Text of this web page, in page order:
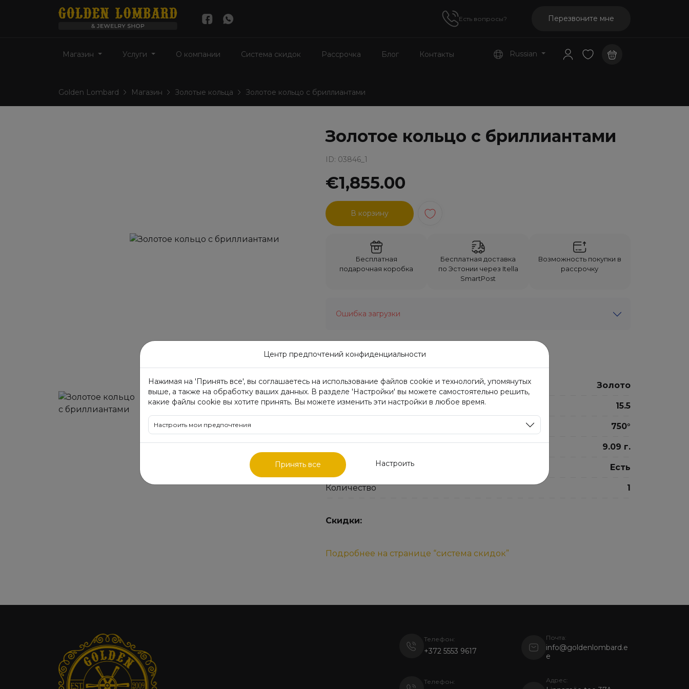
Есть вопросы? Перезвоните мне
Магазин Услуги О компании Система скидок Рассрочка Блог Контакты Russian
Golden Lombard Магазин Золотые кольца Золотое кольцо с бриллиантами
Золотое кольцо с бриллиантами
ID: 03846_1
€1,855.00
В корзину
Бесплатная
подарочная коробка
Бесплатная доставка
по Эстонии через Itella
SmartPost
Возможность покупки в
рассрочку
Ошибка загрузки
Метал Золото
Размер 15.5
750°
9.09 г.
Наличие Есть
Количество 1
Скидки:
Подробнее на странице “система скидок”
Телефон:
+372 5553 9617
Почта:
info@goldenlombard.e
e
Телефон: Адрес:
Центр предпочтений конфиденциальности
Нажимая на 'Принять все', вы соглашаетесь на использование файлов cookie и технологий, упомянутых
выше, а также на обработку ваших данных. В разделе 'Настройки' вы можете самостоятельно решить,
какие файлы cookie вы хотите принять. Вы можете изменить эти настройки в любое время.
Настроить мои предпочтения
Принять все Настроить